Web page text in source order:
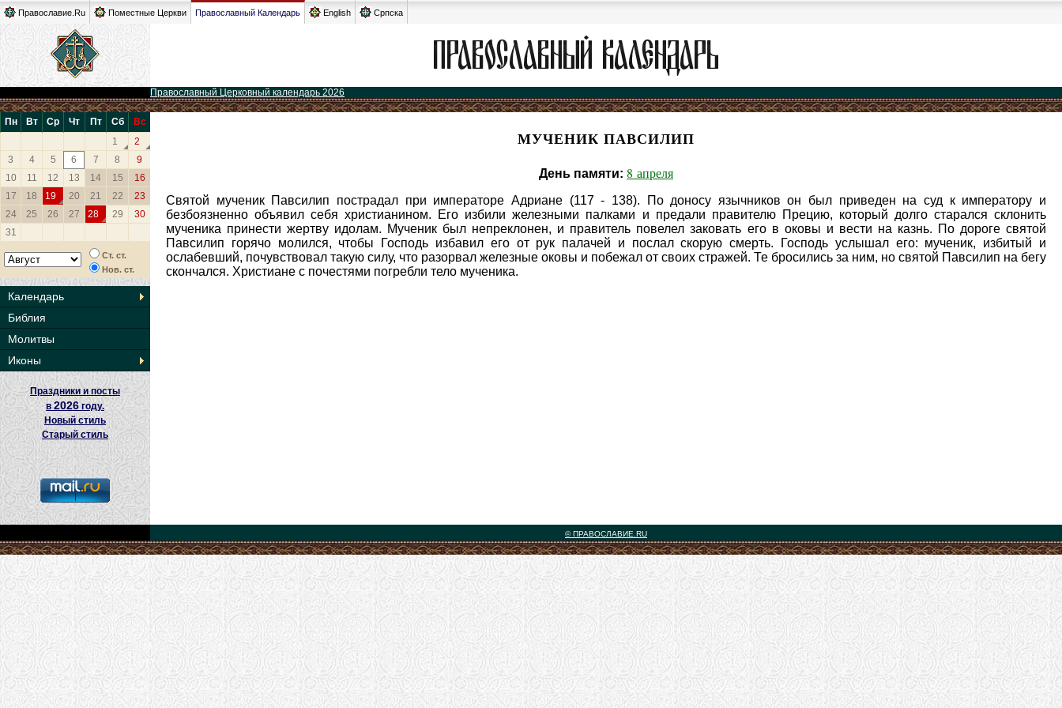
Православие.Ru Поместные Церкви Православный Календарь English Српска
Православный Церковный календарь 2026
Пн Вт Ср Чт Пт Сб
Вс
1
2
3
4 5 6 7 8
9
10
11 12 13 14 15
16
17
18 19 20 21 22
23
24
25 26 27 28 29
30
31
Ст. ст.
Нов. ст.
Календарь
Библия
Молитвы
Иконы
Праздники и посты
в 2026 году.
Новый стиль
Старый стиль
МУЧЕНИК ПАВСИЛИП
День памяти: 8 апреля
Святой мученик Павсилип пострадал при императоре Адриане (117 - 138). По доносу язычников он был приведен на суд к императору и
безбоязненно объявил себя христианином. Его избили железными палками и предали правителю Прецию, который долго старался склонить
мученика принести жертву идолам. Мученик был непреклонен, и правитель повелел заковать его в оковы и вести на казнь. По дороге святой
Павсилип горячо молился, чтобы Господь избавил его от рук палачей и послал скорую смерть. Господь услышал его: мученик, избитый и
ослабевший, почувствовал такую силу, что разорвал железные оковы и побежал от своих стражей. Те бросились за ним, но святой Павсилип на бегу
скончался. Христиане с почестями погребли тело мученика.
© ПРАВОСЛАВИЕ.RU